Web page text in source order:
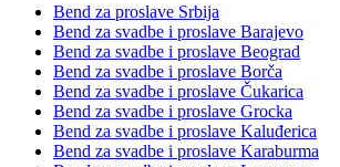
Bend za proslave Srbija
Bend za svadbe i proslave Barajevo
Bend za svadbe i proslave Beograd
Bend za svadbe i proslave Borča
Bend za svadbe i proslave Čukarica
Bend za svadbe i proslave Grocka
Bend za svadbe i proslave Kaluđerica
Bend za svadbe i proslave Karaburma